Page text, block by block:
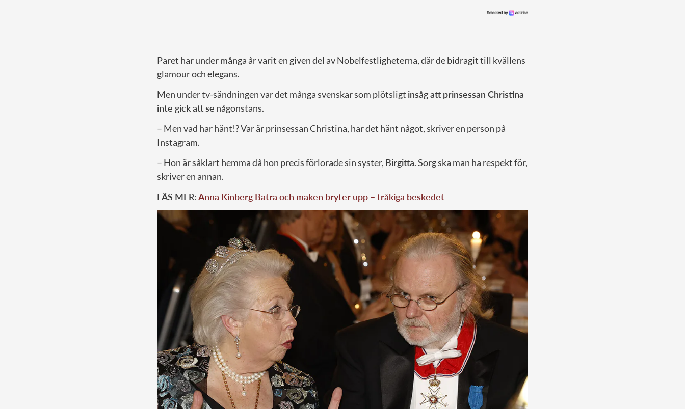
Paret har under många år varit en given del av Nobelfestligheterna, där de bidragit till kvällens
glamour och elegans.
Men under tv-sändningen var det många svenskar som plötsligt insåg att prinsessan Christina
inte gick att se någonstans.
– Men vad har hänt!? Var är prinsessan Christina, har det hänt något, skriver en person på
Instagram.
– Hon är såklart hemma då hon precis förlorade sin syster, Birgitta. Sorg ska man ha respekt för,
skriver en annan.
LÄS MER:Anna Kinberg Batra och maken bryter upp – tråkiga beskedet